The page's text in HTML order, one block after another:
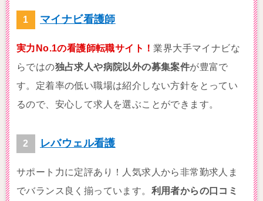
マイナビ看護師
実力No.1の看護師転職サイト！業界大手マイナビな
らではの独占求人や病院以外の募集案件が豊富で
す。定着率の低い職場は紹介しない方針をとってい
るので、安心して求人を選ぶことができます。
レバウェル看護
サポート力に定評あり！人気求人から非常勤求人ま
でバランス良く揃っています。 利用者からの口コミ